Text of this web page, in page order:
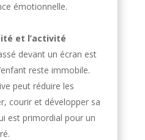
émotionnelle.
et l’activité
devant un écran est
reste immobile.
peut réduire les
courir et développer sa
est primordial pour un